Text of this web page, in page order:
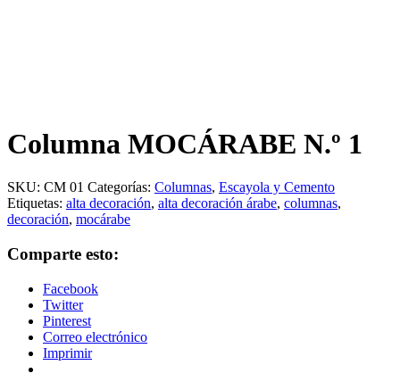
Columna MOCÁRABE N.º 1
SKU: CM 01 Categorías: Columnas, Escayola y Cemento
Etiquetas: alta decoración, alta decoración árabe, columnas,
decoración, mocárabe
Comparte esto:
Facebook
Twitter
Pinterest
Correo electrónico
Imprimir